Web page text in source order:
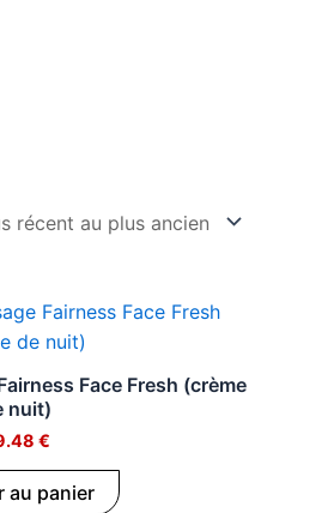
Face Fresh (crème
nuit)
€
au panier